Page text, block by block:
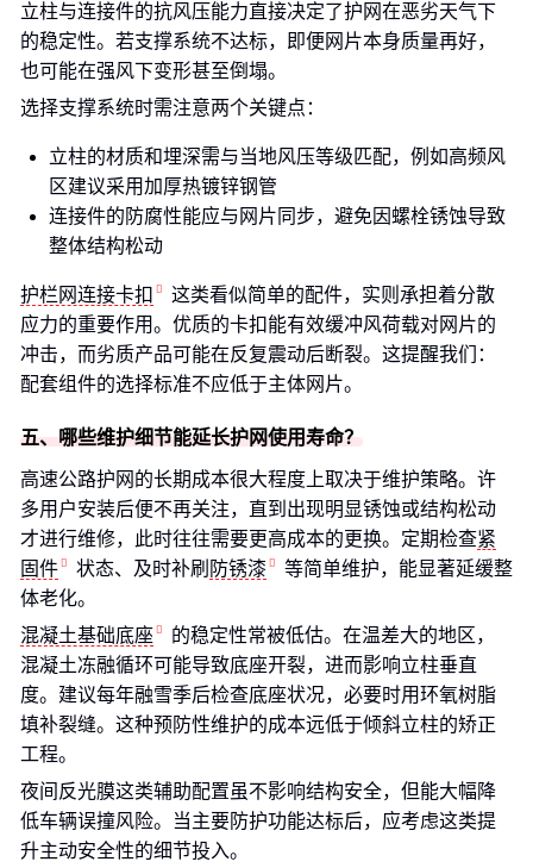
立柱与连接件的抗风压能力直接决定了护网在恶劣天气下
的稳定性。若支撑系统不达标，即便网片本身质量再好，
也可能在强风下变形甚至倒塌。
选择支撑系统时需注意两个关键点：
立柱的材质和埋深需与当地风压等级匹配，例如高频风
区建议采用加厚热镀锌钢管
连接件的防腐性能应与网片同步，避免因螺栓锈蚀导致
整体结构松动
护栏网连接卡扣
这类看似简单的配件，实则承担着分散
应力的重要作用。优质的卡扣能有效缓冲风荷载对网片的
冲击，而劣质产品可能在反复震动后断裂。这提醒我们：
配套组件的选择标准不应低于主体网片。
五、哪些维护细节能延长护网使用寿命？
高速公路护网的长期成本很大程度上取决于维护策略。许
多用户安装后便不再关注，直到出现明显锈蚀或结构松动
才进行维修，此时往往需要更高成本的更换。定期检查紧
固件
状态、及时补刷 防锈漆
等简单维护，能显著延缓整
体老化。
混凝土基础底座
的稳定性常被低估。在温差大的地区，
混凝土冻融循环可能导致底座开裂，进而影响立柱垂直
度。建议每年融雪季后检查底座状况，必要时用环氧树脂
填补裂缝。这种预防性维护的成本远低于倾斜立柱的矫正
工程。
夜间反光膜这类辅助配置虽不影响结构安全，但能大幅降
低车辆误撞风险。当主要防护功能达标后，应考虑这类提
升主动安全性的细节投入。